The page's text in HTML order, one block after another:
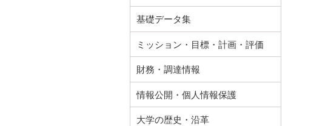
基礎データ集
ミッション・目標・計画・評価
財務・調達情報
情報公開・個人情報保護
大学の歴史・沿革